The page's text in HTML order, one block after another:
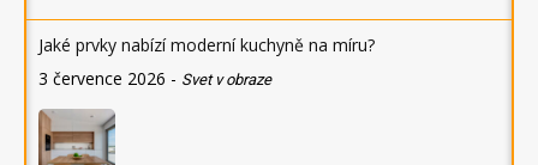
Jaké prvky nabízí moderní kuchyně na míru?
3 července 2026 - Svet v obraze